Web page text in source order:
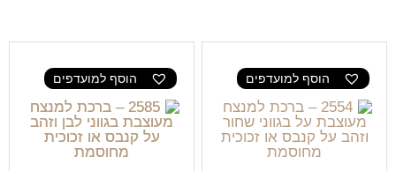
הוסף למועדפים הוסף למועדפים